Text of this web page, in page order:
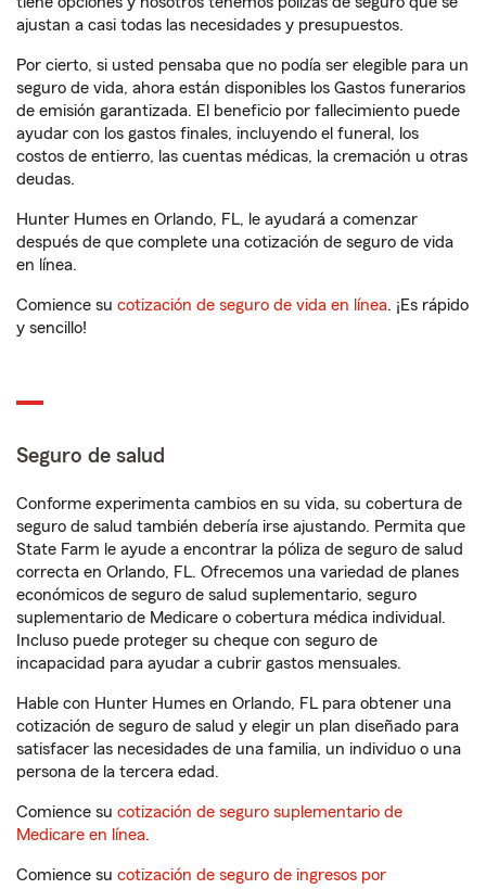
ajustan a casi todas las necesidades y presupuestos.
Por cierto, si usted pensaba que no podía ser elegible para un
seguro de vida, ahora están disponibles los Gastos funerarios
de emisión garantizada. El beneficio por fallecimiento puede
ayudar con los gastos finales, incluyendo el funeral, los
costos de entierro, las cuentas médicas, la cremación u otras
deudas.
Hunter Humes en Orlando, FL, le ayudará a comenzar
después de que complete una cotización de seguro de vida
en línea.
Comience su cotización de seguro de vida en línea. ¡Es rápido
y sencillo!
Seguro de salud
Conforme experimenta cambios en su vida, su cobertura de
seguro de salud también debería irse ajustando. Permita que
State Farm le ayude a encontrar la póliza de seguro de salud
correcta en Orlando, FL. Ofrecemos una variedad de planes
económicos de seguro de salud suplementario, seguro
suplementario de Medicare o cobertura médica individual.
Incluso puede proteger su cheque con seguro de
incapacidad para ayudar a cubrir gastos mensuales.
Hable con Hunter Humes en Orlando, FL para obtener una
cotización de seguro de salud y elegir un plan diseñado para
satisfacer las necesidades de una familia, un individuo o una
persona de la tercera edad.
Comience su cotización de seguro suplementario de
Medicare en línea.
Comience su cotización de seguro de ingresos por